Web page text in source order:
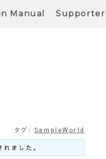
Manual Supporter
タグ: SampleWorld
れました。